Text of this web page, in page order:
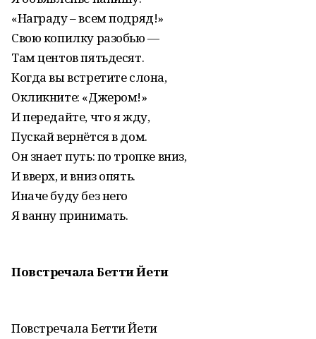
«Награду – всем подряд!»
Свою копилку разобью —
Там центов пятьдесят.
Когда вы встретите слона,
Окликните: «Джером!»
И передайте, что я жду,
Пускай вернётся в дом.
Он знает путь: по тропке вниз,
И вверх, и вниз опять.
Иначе буду без него
Я ванну принимать.
Повстречала Бетти Йети
Повстречала Бетти Йети